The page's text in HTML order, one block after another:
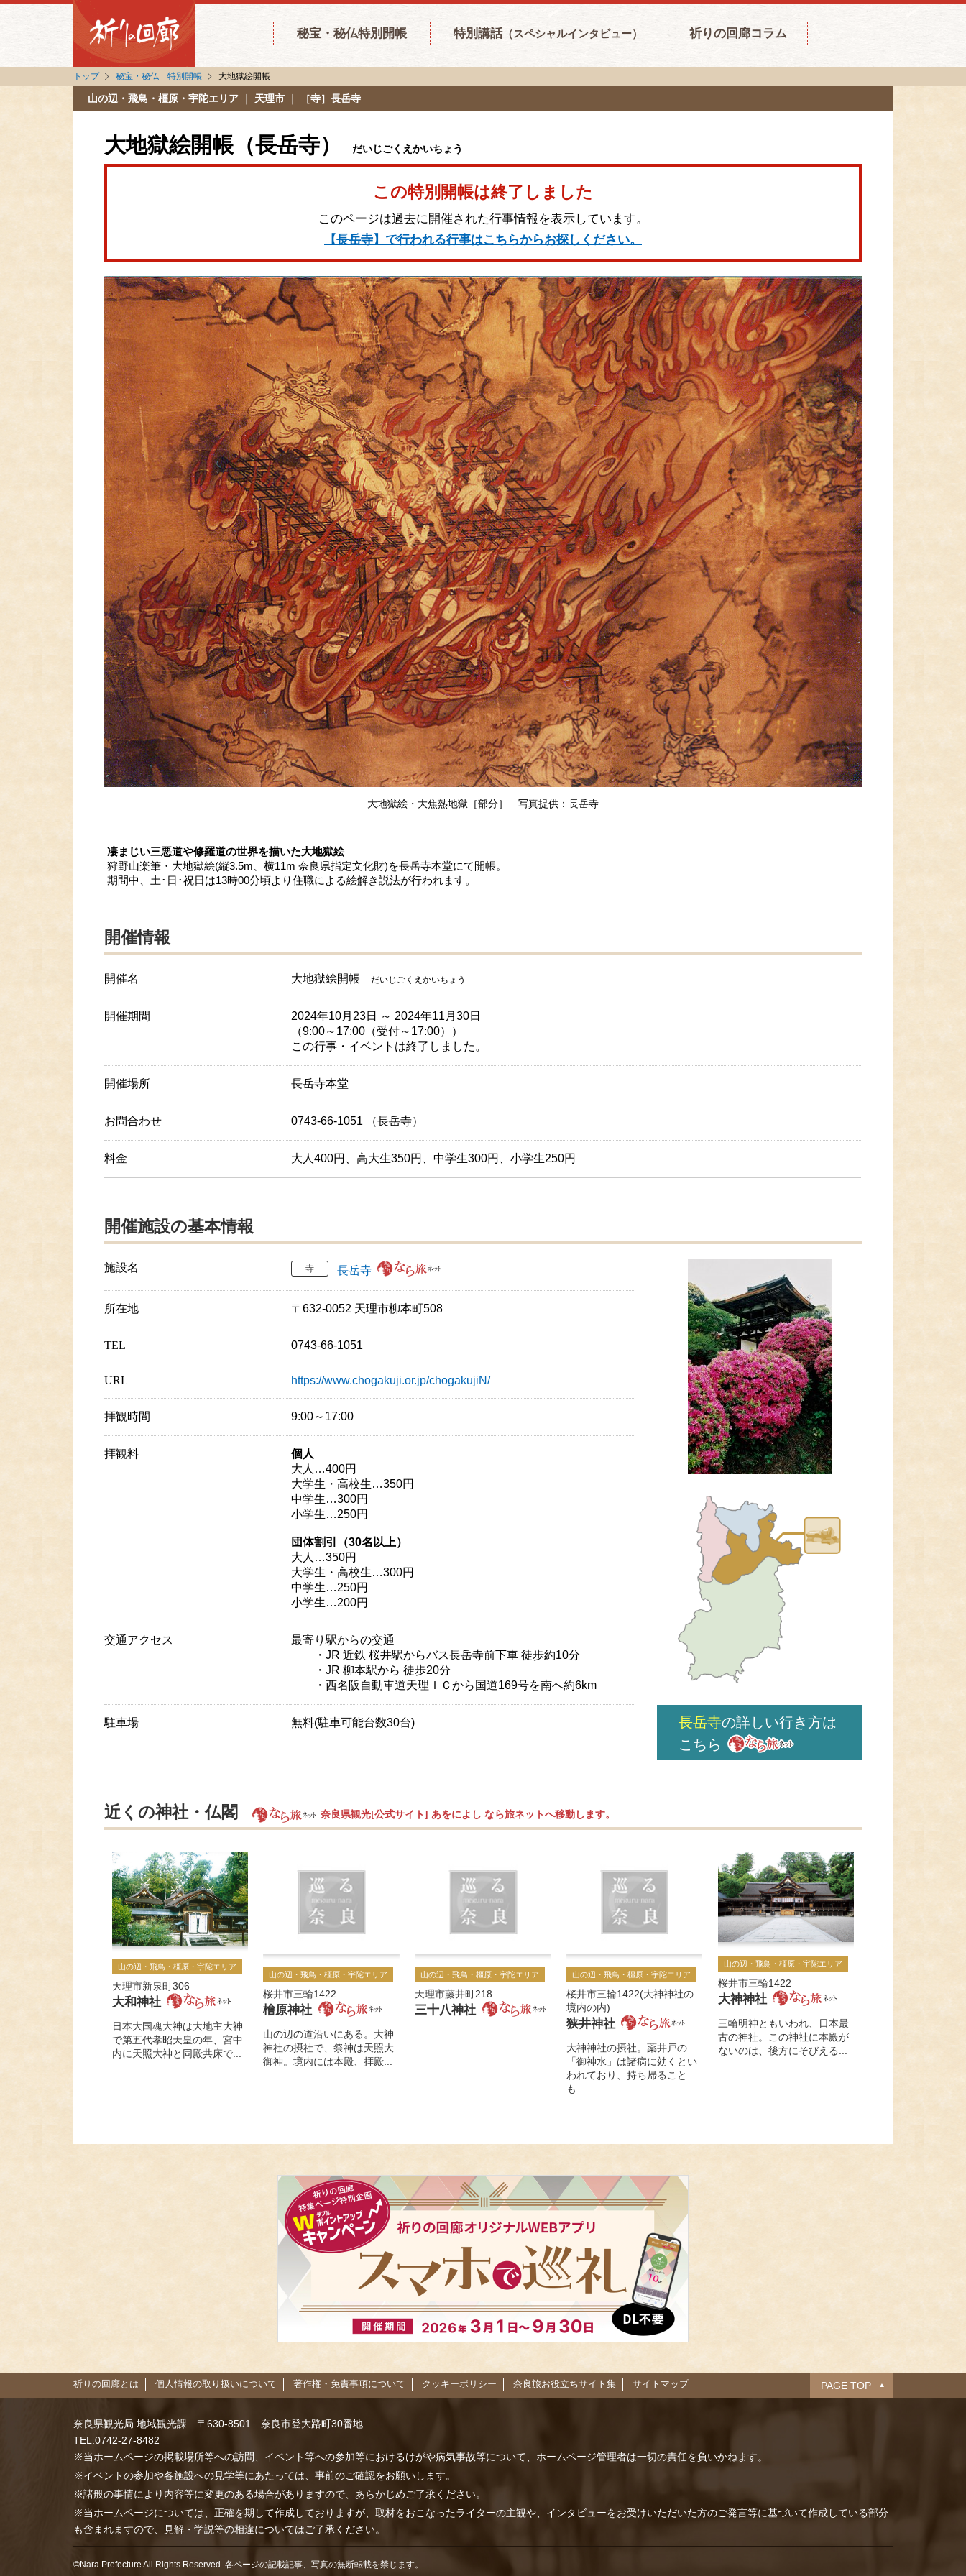
秘宝・秘仏特別開帳 特別講話（スペシャルインタビュー） 祈りの回廊コラム
トップ 秘宝・秘仏 特別開帳 大地獄絵開帳
山の辺・飛鳥・橿原・宇陀エリア ｜ 天理市 ｜ ［寺］長岳寺
大地獄絵開帳（長岳寺） だいじごくえかいちょう
この特別開帳は終了しました
このページは過去に開催された行事情報を表示しています。
【長岳寺】で行われる行事はこちらからお探しください。
大地獄絵・大焦熱地獄［部分］ 写真提供：長岳寺
凄まじい三悪道や修羅道の世界を描いた大地獄絵
狩野山楽筆・大地獄絵(縦3.5m、横11m 奈良県指定文化財)を長岳寺本堂にて開帳。
期間中、土･日･祝日は13時00分頃より住職による絵解き説法が行われます。
開催情報
開催名 大地獄絵開帳 だいじごくえかいちょう
開催期間
2024年10月23日 ～ 2024年11月30日
（9:00～17:00（受付～17:00））
この行事・イベントは終了しました。
開催場所 長岳寺本堂
お問合わせ 0743-66-1051 （長岳寺）
料金 大人400円、高大生350円、中学生300円、小学生250円
開催施設の基本情報
施設名 寺 長岳寺
所在地 〒632-0052 天理市柳本町508
TEL 0743-66-1051
URL https://www.chogakuji.or.jp/chogakujiN/
拝観時間 9:00～17:00
拝観料
個人
大人…400円
大学生・高校生…350円
中学生…300円
小学生…250円
団体割引（30名以上）
大人…350円
大学生・高校生…300円
中学生…250円
小学生…200円
交通アクセス
最寄り駅からの交通
・JR 近鉄 桜井駅からバス長岳寺前下車 徒歩約10分
・JR 柳本駅から 徒歩20分
・西名阪自動車道天理ＩＣから国道169号を南へ約6km
駐車場 無料(駐車可能台数30台) 長岳寺の詳しい行き方は
こちら
近くの神社・仏閣 奈良県観光[公式サイト] あをによし なら旅ネットへ移動します。
山の辺・飛鳥・橿原・宇陀エリア
天理市新泉町306
大和神社
日本大国魂大神は大地主大神
で第五代孝昭天皇の年、宮中
内に天照大神と同殿共床で...
山の辺・飛鳥・橿原・宇陀エリア
桜井市三輪1422
檜原神社
山の辺の道沿いにある。大神
神社の摂社で、祭神は天照大
御神。境内には本殿、拝殿...
山の辺・飛鳥・橿原・宇陀エリア
天理市藤井町218
三十八神社
山の辺・飛鳥・橿原・宇陀エリア
桜井市三輪1422(大神神社の
境内の内)
狭井神社
大神神社の摂社。薬井戸の
「御神水」は諸病に効くとい
われており、持ち帰ること
も...
山の辺・飛鳥・橿原・宇陀エリア
桜井市三輪1422
大神神社
三輪明神ともいわれ、日本最
古の神社。この神社に本殿が
ないのは、後方にそびえる...
祈りの回廊とは 個人情報の取り扱いについて 著作権・免責事項について クッキーポリシー 奈良旅お役立ちサイト集 サイトマップ PAGE TOP
奈良県観光局 地域観光課 〒630-8501 奈良市登大路町30番地
TEL:0742-27-8482
※当ホームページの掲載場所等への訪問、イベント等への参加等におけるけがや病気事故等について、ホームページ管理者は一切の責任を負いかねます。
※イベントの参加や各施設への見学等にあたっては、事前のご確認をお願いします。
※諸般の事情により内容等に変更のある場合がありますので、あらかじめご了承ください。
※当ホームページについては、正確を期して作成しておりますが、取材をおこなったライターの主観や、インタビューをお受けいただいた方のご発言等に基づいて作成している部分
も含まれますので、見解・学説等の相違についてはご了承ください。
©Nara Prefecture All Rights Reserved. 各ページの記載記事、写真の無断転載を禁じます。